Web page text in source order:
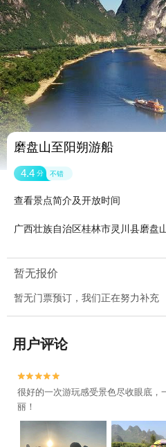
磨盘山至阳朔游船
4.4 分 不错
查看景点简介及开放时间
广西壮族自治区桂林市灵川县磨盘
暂无报价
暂无门票预订，我们正在努力补充
用户评论


很好的一次游玩感受景色尽收眼底，
丽！
